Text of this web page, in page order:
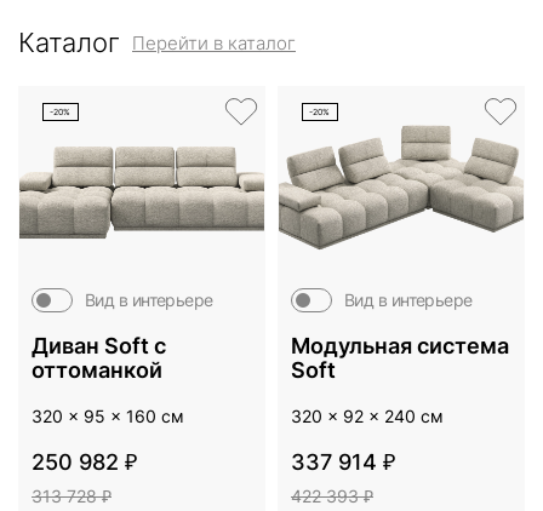
Каталог Перейти в каталог
-20%
Вид в интерьере
Диван Soft c
оттоманкой
320 x 95 x 160 см
250 982 ₽
313 728 ₽
-20%
Вид в интерьере
Модульная система
Soft
320 x 92 x 240 см
337 914 ₽
422 393 ₽